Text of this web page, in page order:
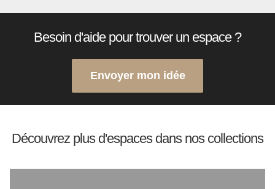
Besoin d'aide pour trouver un espace ?
Envoyer mon idée
Découvrez plus d'espaces dans nos collections